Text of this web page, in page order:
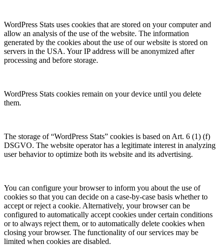
WordPress Stats uses cookies that are stored on your computer and
allow an analysis of the use of the website. The information
generated by the cookies about the use of our website is stored on
servers in the USA. Your IP address will be anonymized after
processing and before storage.
WordPress Stats cookies remain on your device until you delete
them.
The storage of “WordPress Stats” cookies is based on Art. 6 (1) (f)
DSGVO. The website operator has a legitimate interest in analyzing
user behavior to optimize both its website and its advertising.
You can configure your browser to inform you about the use of
cookies so that you can decide on a case-by-case basis whether to
accept or reject a cookie. Alternatively, your browser can be
configured to automatically accept cookies under certain conditions
or to always reject them, or to automatically delete cookies when
closing your browser. The functionality of our services may be
limited when cookies are disabled.